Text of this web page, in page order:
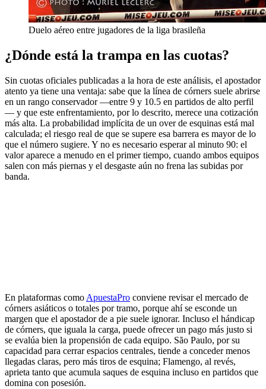
Duelo aéreo entre jugadores de la liga brasileña
¿Dónde está la trampa en las cuotas?
Sin cuotas oficiales publicadas a la hora de este análisis, el apostador
atento ya tiene una ventaja: sabe que la línea de córners suele abrirse
en un rango conservador —entre 9 y 10.5 en partidos de alto perfil
— y que este enfrentamiento, por lo descrito, merece una cotización
más alta. La probabilidad implícita de un over de esquinas está mal
calculada; el riesgo real de que se supere esa barrera es mayor de lo
que el número sugiere. Y no es necesario esperar al minuto 90: el
valor aparece a menudo en el primer tiempo, cuando ambos equipos
salen con más piernas y el desgaste aún no frena las subidas por
banda.
En plataformas como ApuestaPro conviene revisar el mercado de
córners asiáticos o totales por tramo, porque ahí se esconde un
margen que el apostador de a pie suele ignorar. Incluso el hándicap
de córners, que iguala la carga, puede ofrecer un pago más justo si
se evalúa bien la propensión de cada equipo. São Paulo, por su
capacidad para cerrar espacios centrales, tiende a conceder menos
llegadas claras, pero más tiros de esquina; Flamengo, al revés,
aprieta tanto que acumula saques de esquina incluso en partidos que
domina con posesión.